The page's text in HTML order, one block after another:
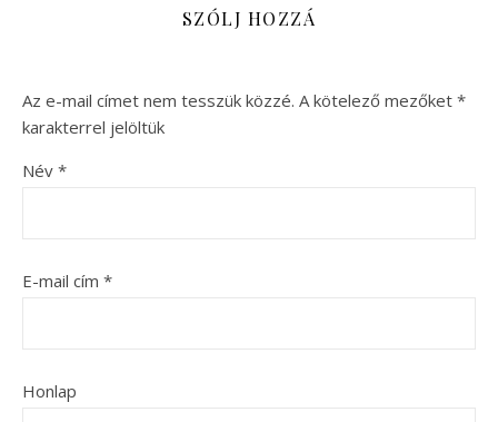
SZÓLJ HOZZÁ
Az e-mail címet nem tesszük közzé. A kötelező mezőket *
karakterrel jelöltük
Név *
E-mail cím *
Honlap